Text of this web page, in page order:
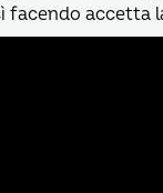
facendo accetta